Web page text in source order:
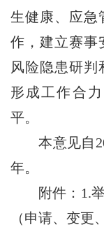
生健康、应急
作，建立赛事
风险隐患研判
形成工作合
平。
本意见自
年。
附件：1.
（申请、变更